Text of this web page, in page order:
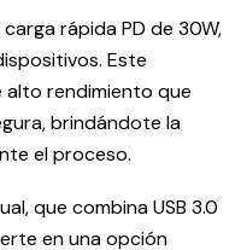
rápida PD de 30W,
Este
rendimiento que
brindándote la
el proceso.
que combina USB 3.0
en una opción